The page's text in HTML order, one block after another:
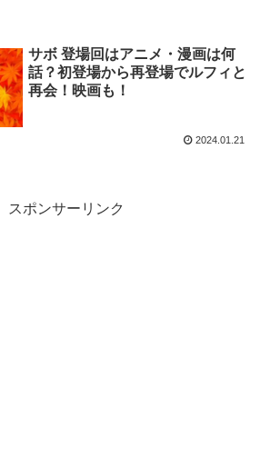
サボ 登場回はアニメ・漫画は何
話？初登場から再登場でルフィと
再会！映画も！
2024.01.21
スポンサーリンク